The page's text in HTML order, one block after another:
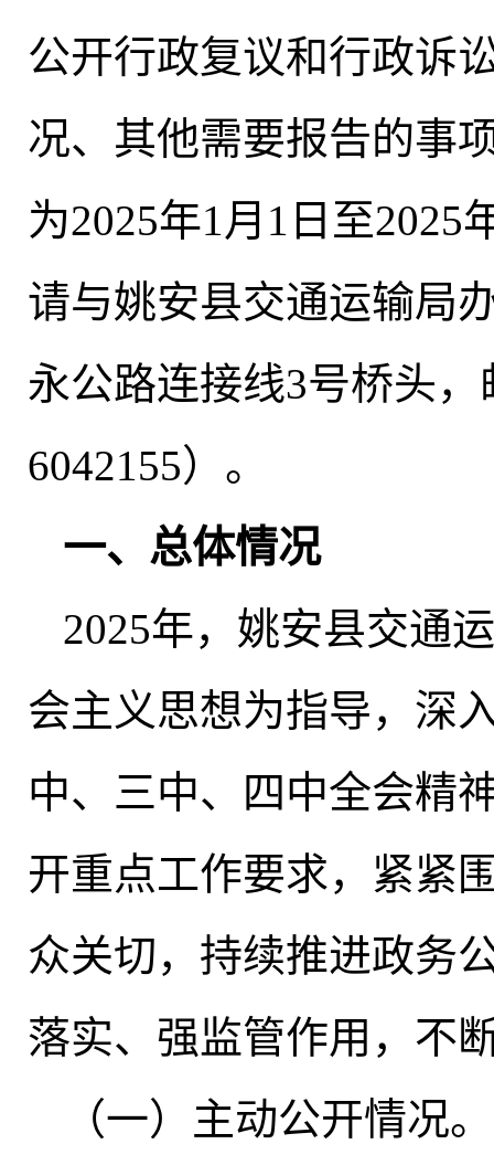
公开行政复议和行政诉
况、其他需要报告的事
为2025年1月1日至2025
请与姚安县交通运输局
永公路连接线3号桥头，
6042155） 。
一、总体情况
2025年， 姚安县交通
会主义思想为指导，深
中、三中、四中全会精
开重点工作要求，紧紧
众关切， 持续推进政务
落实、强监管作用 ， 不
（一）主动公开情况。